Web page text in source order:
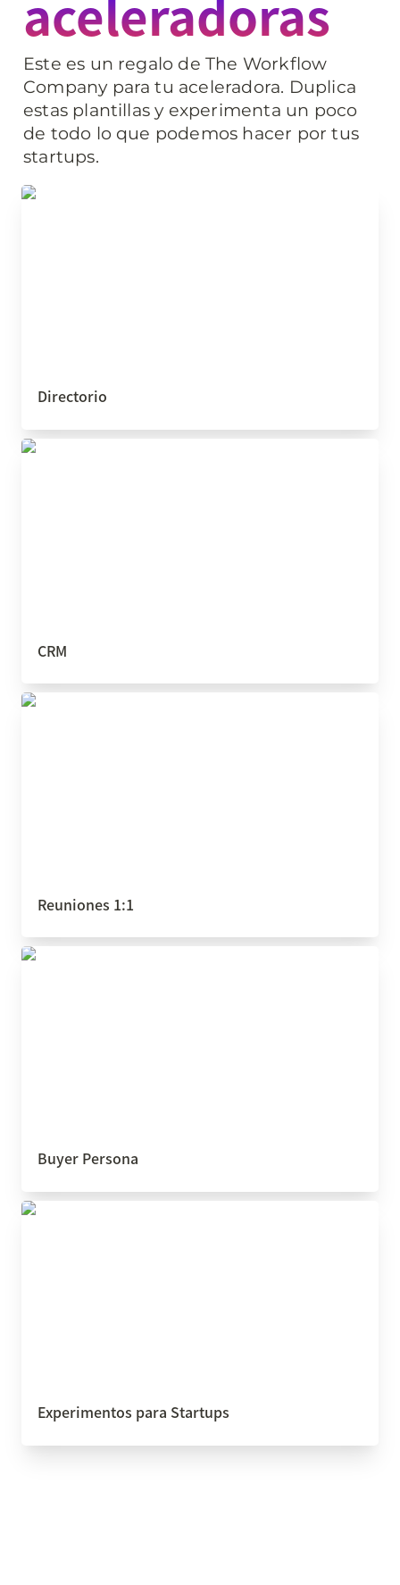
aceleradoras
Este es un regalo de The Workflow
Company para tu aceleradora. Duplica
estas plantillas y experimenta un poco
de todo lo que podemos hacer por tus
startups.
Directorio
Directorio
CRM
CRM
Reuniones 1:1
Reuniones 1:1
Buyer Persona
Buyer Persona
Experimentos para Startups
Experimentos para Startups